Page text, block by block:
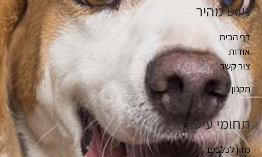
ניווט מהיר
דף הבית
אודות
צור קשר
תקנון
תחומי עיסוק
מזון לכלבים